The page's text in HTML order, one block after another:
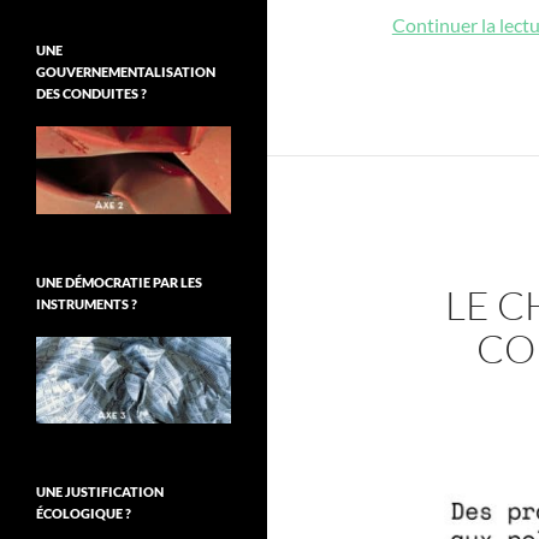
Continuer la
LE
UNE
GOUVERNEMENTALISATION
DES CONDUITES ?
UNE DÉMOCRATIE PAR LES
INSTRUMENTS ?
UNE JUSTIFICATION
ÉCOLOGIQUE ?